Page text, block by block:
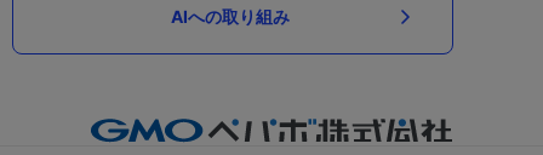
AIへの取り組み